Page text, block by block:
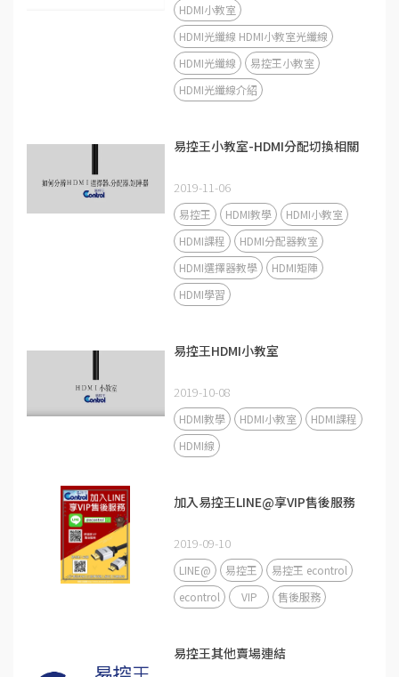
HDMI小教室
HDMI光纖線 HDMI小教室光纖線
HDMI光纖線
易控王小教室
HDMI光纖線介紹
易控王小教室-HDMI分配切換相關
2019-11-06
易控王 HDMI教學
HDMI小教室
HDMI課程
HDMI分配器教室
HDMI選擇器教學
HDMI矩陣
HDMI學習
易控王HDMI小教室
2019-10-08
HDMI教學 HDMI小教室
HDMI課程
HDMI線
加入易控王LINE@享VIP售後服務
2019-09-10
LINE@ 易控王
易控王 econtrol
econtrol
VIP 售後服務
易控王其他賣場連結